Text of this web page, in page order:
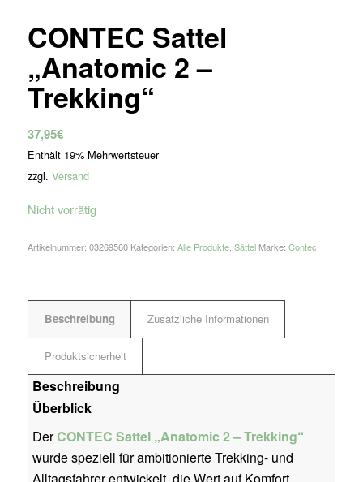
CONTEC Sattel
„Anatomic 2 –
Trekking“
37,95€
Enthält 19% Mehrwertsteuer
zzgl. Versand
Nicht vorrätig
Artikelnummer: 03269560 Kategorien: Alle Produkte, Sättel Marke: Contec
Beschreibung Zusätzliche Informationen
Produktsicherheit
Beschreibung
Überblick
DerCONTEC Sattel „Anatomic 2 – Trekking“
wurde speziell für ambitionierte Trekking- und
Alltagsfahrer entwickelt, die Wert auf Komfort,